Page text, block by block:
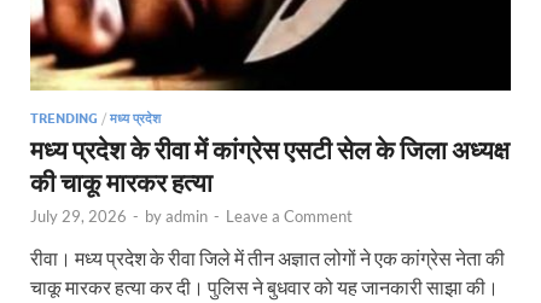
TRENDING / मध्य प्रदेश
मध्य प्रदेश के रीवा में कांग्रेस एसटी सेल के जिला अध्यक्ष
की चाकू मारकर हत्या
July 29, 2026 - byadmin - Leave a Comment
रीवा। मध्य प्रदेश के रीवा जिले में तीन अज्ञात लोगों ने एक कांग्रेस नेता की
चाकू मारकर हत्या कर दी। पुलिस ने बुधवार को यह जानकारी साझा की।